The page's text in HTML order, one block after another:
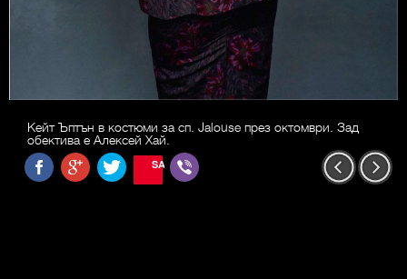
Кейт Ъптън в костюми за сп. Jalouse през октомври. Зад
обектива е Алексей Хай.
SAVE